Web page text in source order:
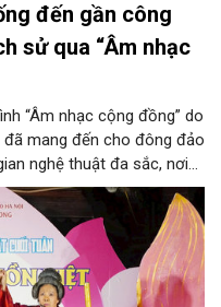
đến gần công
sử qua “Âm nhạc
“Âm nhạc cộng đồng” do
đã mang đến cho đông đảo
nghệ thuật đa sắc, nơi
cổ và các tiết mục múa
đi bộ hồ Hoàn Kiếm. Đặc
các nghệ sĩ đến từ
gặp gỡ nghệ thuật giàu